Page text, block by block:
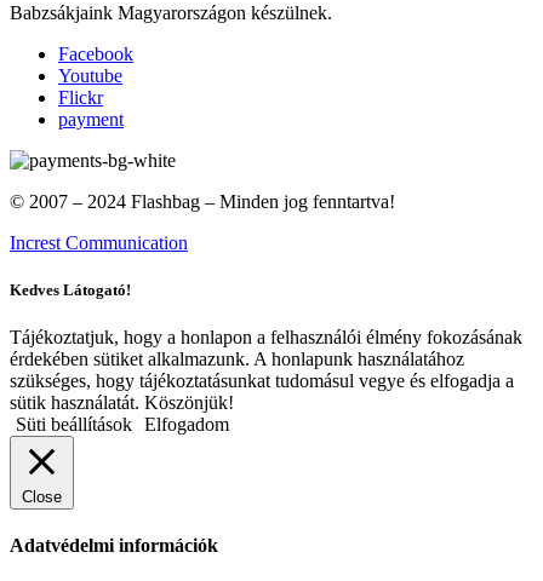
Babzsákjaink Magyarországon készülnek.
Facebook
Youtube
Flickr
payment
© 2007 – 2024 Flashbag – Minden jog fenntartva!
Increst Communication
Kedves Látogató!
Tájékoztatjuk, hogy a honlapon a felhasználói élmény fokozásának
érdekében sütiket alkalmazunk. A honlapunk használatához
szükséges, hogy tájékoztatásunkat tudomásul vegye és elfogadja a
sütik használatát. Köszönjük!
Süti beállítások Elfogadom
Close
Adatvédelmi információk